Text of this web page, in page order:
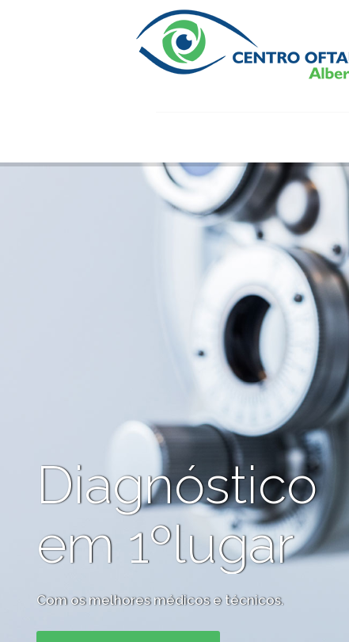
Focados em
qualidade para uma
Diagnóstico
em 1ºlugar
Com os melhores médicos e técnicos.